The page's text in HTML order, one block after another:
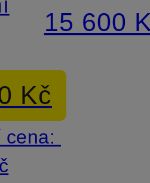
Kč
cena:
15 600